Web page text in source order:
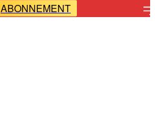
ABONNEMENT